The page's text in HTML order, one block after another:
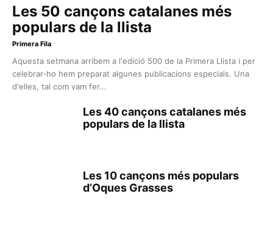
Les 50 cançons catalanes més
populars de la llista
Primera Fila
Aquesta setmana arribem a l'edició 500 de la Primera Llista i per
celebrar-ho hem preparat algunes publicacions especials. Una
d'elles, tal com vam fer...
Les 40 cançons catalanes més
populars de la llista
Les 10 cançons més populars
d’Oques Grasses